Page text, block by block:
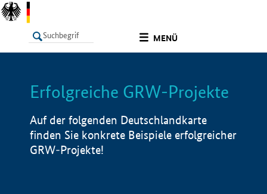
MENÜ
LISTE Info
Erfolgreiche GRW-Projekte
Auf der folgenden Deutschlandkarte
finden Sie konkrete Beispiele erfolgreicher
GRW-Projekte!